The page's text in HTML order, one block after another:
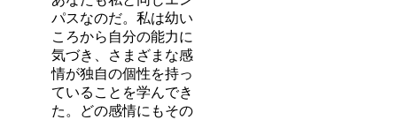
パスなのだ。私は幼い
ころから自分の能力に
気づき、さまざまな感
情が独自の個性を持っ
ていることを学んでき
た。どの感情にもその